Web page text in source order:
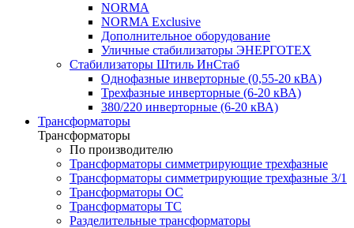
NORMA
NORMA Exclusive
Дополнительное оборудование
Уличные стабилизаторы ЭНЕРГОТЕХ
Стабилизаторы Штиль ИнСтаб
Однофазные инверторные (0,55-20 кВА)
Трехфазные инверторные (6-20 кВА)
380/220 инверторные (6-20 кВА)
Трансформаторы
Трансформаторы
По производителю
Трансформаторы симметрирующие трехфазные
Трансформаторы симметрирующие трехфазные 3/1
Трансформаторы ОС
Трансформаторы ТС
Разделительные трансформаторы